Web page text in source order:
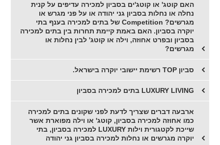
האם קוטג' או קוטג'ים בסביון למכירה עדיפים על קנית
נחלה או נחלות בסביון גני יהודה או על פני מגרש או
מגרשים? Competition של בתים למכירה בענף בתי
יוקרה בסביון. האם באמת קיימת תחרות בין בתים למכירה
בסביון ובפרט אחוזה, וילה או קוטג' לבין נחלות או
מגרשים?
סביון TOP רשימת יישובי יוקרה בישראל.
LUXURY LIVING בתים למכירה בסביון
ארבעה דברים שצריך לדעת לפני שקונים בתים למכירה
כמו אחוזה למכירה בסביון, קוטג' או וילה מפוארת אשר
שייכת לקטגורית וילות LUXURY למכירה בסביון, בתי
יוקרה מגרשים או נחלות למכירה בסביון גני יהודה